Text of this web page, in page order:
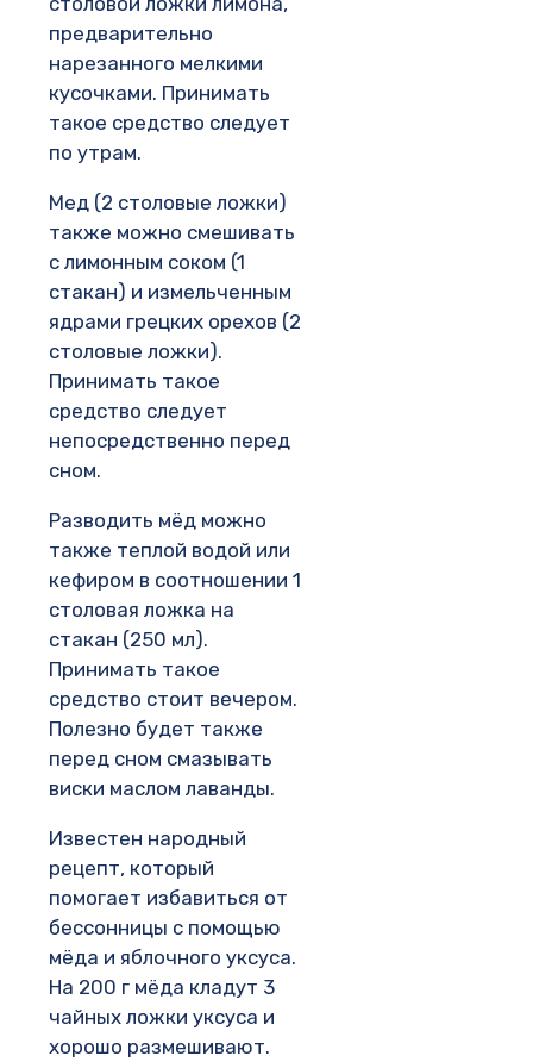
предварительно
нарезанного мелкими
кусочками. Принимать
такое средство следует
по утрам.
Мед (2 столовые ложки)
также можно смешивать
с лимонным соком (1
стакан) и измельченным
ядрами грецких орехов (2
столовые ложки).
Принимать такое
средство следует
непосредственно перед
сном.
Разводить мёд можно
также теплой водой или
кефиром в соотношении 1
столовая ложка на
стакан (250 мл).
Принимать такое
средство стоит вечером.
Полезно будет также
перед сном смазывать
виски маслом лаванды.
Известен народный
рецепт, который
помогает избавиться от
бессонницы с помощью
мёда и яблочного уксуса.
На 200 г мёда кладут 3
чайных ложки уксуса и
хорошо размешивают.